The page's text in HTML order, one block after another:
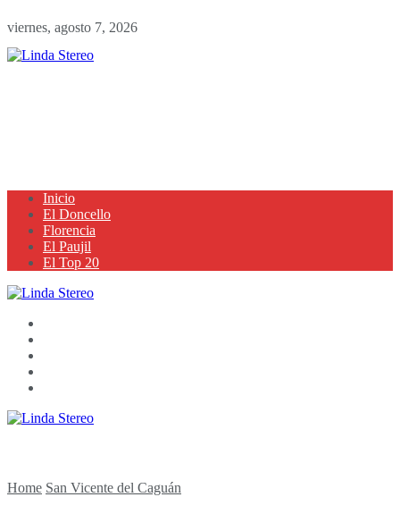
viernes, agosto 7, 2026
Inicio
El Doncello
Florencia
El Paujil
El Top 20
Home San Vicente del Caguán